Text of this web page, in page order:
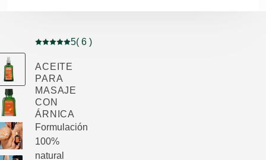
Puntuación: 5 / 5 estrellas 6 valoraciones de usuarios
5( 6 )
ACEITE
PARA
MASAJE
CON
ÁRNICA
Formulación
100%
natural